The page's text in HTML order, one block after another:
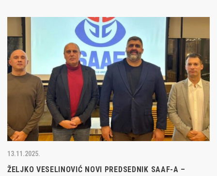
13.11.2025.
ŽELJKO VESELINOVIĆ NOVI PREDSEDNIK SAAF-A –